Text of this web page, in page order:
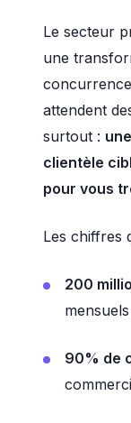
Le secteur
une
attendent
surtout :
clientèle
pour vous
Les chiffres
200
90% de